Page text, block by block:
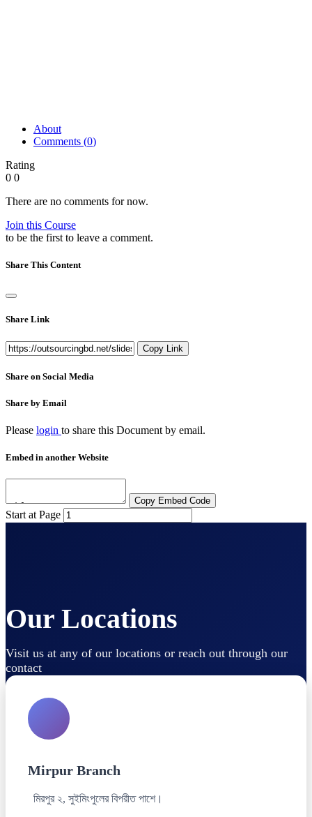
About
Comments (0)
Rating
0 0
There are no comments for now.
Join this Course
to be the first to leave a comment.
Share This Content
Share Link
Copy Link
Share on Social Media
Share by Email
Please login to share this Document by email.
Embed in another Website
Copy Embed Code
Start at Page
Our Locations
Visit us at any of our locations or reach out through our
contact
Mirpur Branch
মিরপুর ২, সুইমিংপুলের বিপরীত পাশে।